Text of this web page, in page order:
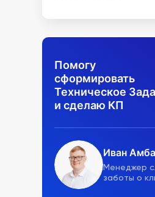
Помогу
сформировать
Техническое
и сделаю КП
Иван
Менеджер
заботы о